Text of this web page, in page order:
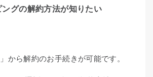
グの解約方法が知りたい
から解約のお手続きが可能です。